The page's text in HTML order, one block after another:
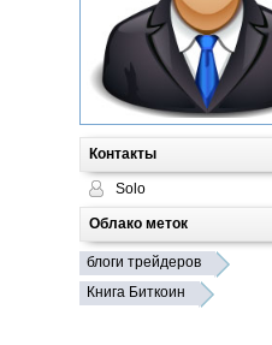
Контакты
Solo
Облако меток
блоги трейдеров
Книга Биткоин